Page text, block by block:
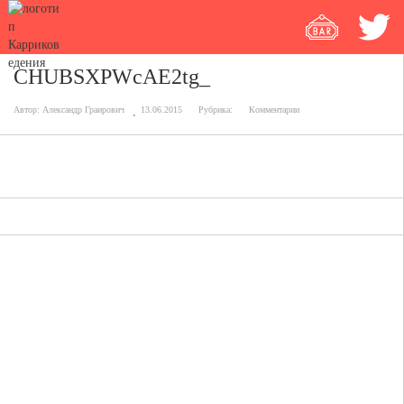
CHUBSXPWcAE2tg_
Автор: Александр Граирович 13.06.2015 Рубрика: Комментарии